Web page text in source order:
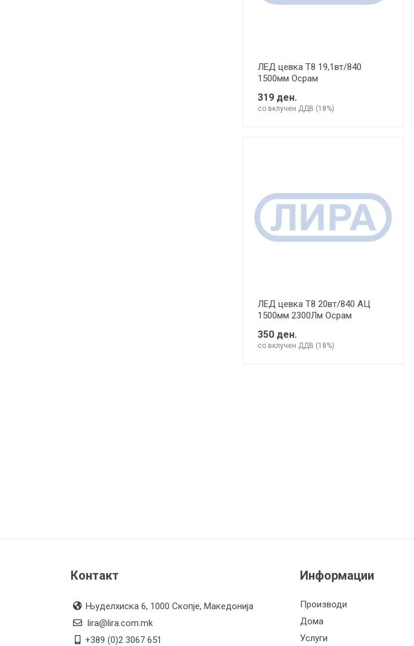
ЛЕД цевка Т8 19,1вт/840
1500мм Осрам
319 ден.
со вклучен ДДВ (18%)
ЛЕД цевка Т8 20вт/840 АЦ
1500мм 2300Лм Осрам
350 ден.
со вклучен ДДВ (18%)
Контакт
Њуделхиска 6, 1000 Скопје, Македонија
lira@lira.com.mk
+389 (0)2 3067 651
Информации
Производи
Дома
Услуги